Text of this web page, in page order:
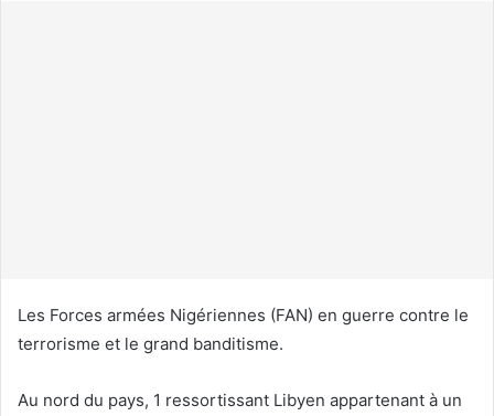
l
Les Forces armées Nigériennes (FAN) en guerre contre le
terrorisme et le grand banditisme.
Au nord du pays, 1 ressortissant Libyen appartenant à un